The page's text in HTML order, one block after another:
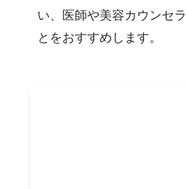
い、医師や美容カウンセ
とをおすすめします。